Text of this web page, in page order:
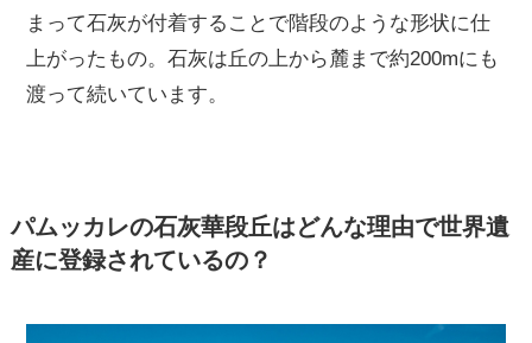
まって石灰が付着することで階段のような形状に仕
上がったもの。石灰は丘の上から麓まで約200mにも
渡って続いています。
パムッカレの石灰華段丘はどんな理由で世界遺
産に登録されているの？